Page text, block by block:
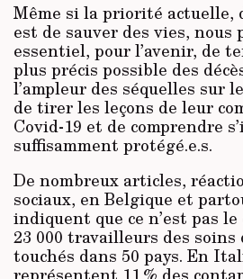
Même si la priorité actuelle,
est de sauver des vies, nous
essentiel, pour l’avenir, de
plus précis possible des
l’ampleur des séquelles sur
de tirer les leçons de leur
Covid-19 et de comprendre
suffisamment protégé.e.s.
De nombreux articles,
sociaux, en Belgique et
indiquent que ce n’est pas le
23 000 travailleurs des
touchés dans 50 pays. En